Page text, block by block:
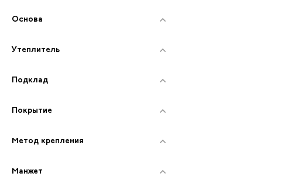
Основа
Утеплитель
Подклад
Покрытие
Метод крепления
Манжет